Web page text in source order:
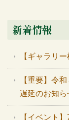
新着情報
【ギャラリ
【重要】令
遅延のお知ら
【イベント